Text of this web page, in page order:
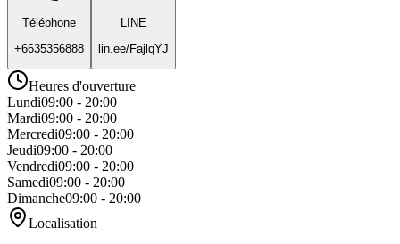
Téléphone
+6635356888
LINE
lin.ee/FajlqYJ
Heures d'ouverture
Lundi09:00 - 20:00
Mardi09:00 - 20:00
Mercredi09:00 - 20:00
Jeudi09:00 - 20:00
Vendredi09:00 - 20:00
Samedi09:00 - 20:00
Dimanche09:00 - 20:00
Localisation